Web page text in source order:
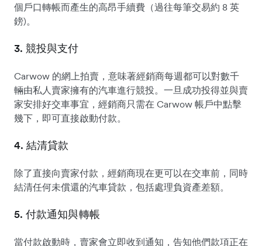
個戶口轉帳而產生的高昂手續費（過往每筆交易約 8 英
鎊)。
3. 競投與支付
Carwow 的網上拍賣，意味著經銷商每週都可以對數千
輛由私人賣家擁有的汽車進行競投。一旦成功投得並與賣
家安排好交車事宜，經銷商只需在 Carwow 帳戶中點擊
幾下，即可直接啟動付款。
4. 結清貸款
除了直接向賣家付款，經銷商現在更可以在交車前，同時
結清任何未償還的汽車貸款，包括處理負資產差額。
5. 付款通知與轉帳
當付款啟動時，賣家會立即收到通知，告知他們款項正在